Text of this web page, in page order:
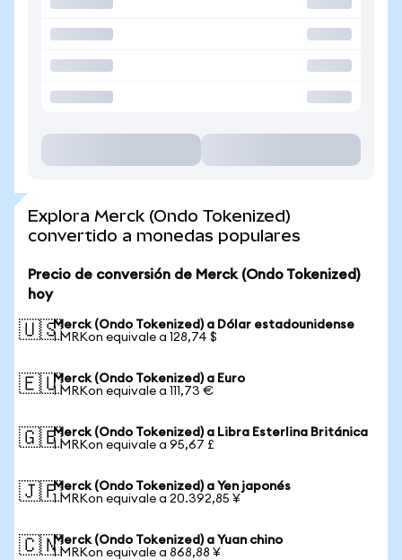
Explora Merck (Ondo Tokenized)
convertido a monedas populares
Precio de conversión de Merck (Ondo Tokenized)
hoy
🇺🇸Merck (Ondo Tokenized) a Dólar estadounidense
1 MRKon equivale a 128,74 $
🇪🇺Merck (Ondo Tokenized) a Euro
1 MRKon equivale a 111,73 €
🇬🇧Merck (Ondo Tokenized) a Libra Esterlina Británica
1 MRKon equivale a 95,67 £
🇯🇵Merck (Ondo Tokenized) a Yen japonés
1 MRKon equivale a 20.392,85 ¥
🇨🇳Merck (Ondo Tokenized) a Yuan chino
1 MRKon equivale a 868,88 ¥